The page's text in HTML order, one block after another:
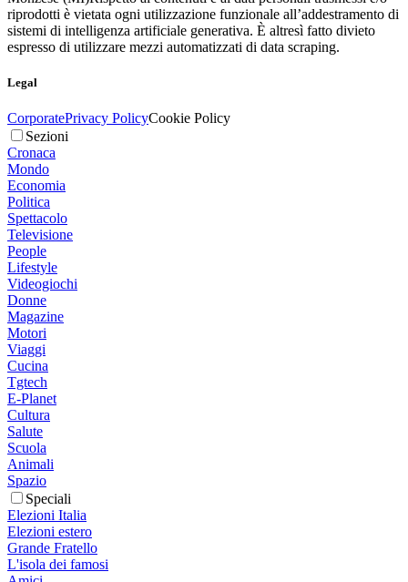
riprodotti è vietata ogni utilizzazione funzionale all’addestramento di
sistemi di intelligenza artificiale generativa. È altresì fatto divieto
espresso di utilizzare mezzi automatizzati di data scraping.
Legal
CorporatePrivacy PolicyCookie Policy
Sezioni
Cronaca
Mondo
Economia
Politica
Spettacolo
Televisione
People
Lifestyle
Videogiochi
Donne
Magazine
Motori
Viaggi
Cucina
Tgtech
E-Planet
Cultura
Salute
Scuola
Animali
Spazio
Speciali
Elezioni Italia
Elezioni estero
Grande Fratello
L'isola dei famosi